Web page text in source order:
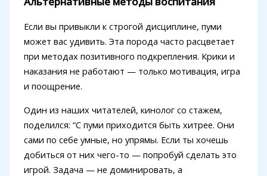
Если вы привыкли к строгой дисциплине, пуми
может вас удивить. Эта порода часто расцветает
при методах позитивного подкрепления. Крики и
наказания не работают — только мотивация, игра
и поощрение.
Один из наших читателей, кинолог со стажем,
поделился: “С пуми приходится быть хитрее. Они
сами по себе умные, но упрямы. Если ты хочешь
добиться от них чего-то — попробуй сделать это
игрой. Задача — не доминировать, а